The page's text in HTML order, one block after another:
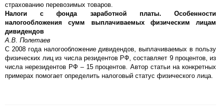
страхованию перевозимых товаров.
Налоги с фонда заработной платы. Особенности
налогообложения сумм выплачиваемых физическим лицам
дивидендов
А.В. Полетаев
С 2008 года налогообложение дивидендов, выплачиваемых в пользу
физических лиц из числа резидентов РФ, составляет 9 процентов, из
числа нерезидентов РФ – 15 процентов. Автор статьи на конкретных
примерах помогает определить налоговый статус физического лица.